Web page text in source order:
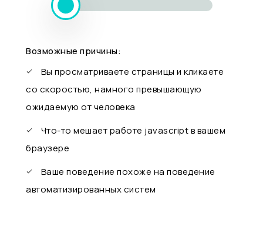
Возможные причины:
Вы просматриваете страницы и кликаете
со скоростью, намного превышающую
ожидаемую от человека
Что-то мешает работе javascript в вашем
браузере
Ваше поведение похоже на поведение
автоматизированных систем